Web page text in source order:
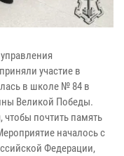
участие в
в школе № 84 в
Великой Победы.
чтобы почтить память
началось с
Федерации,